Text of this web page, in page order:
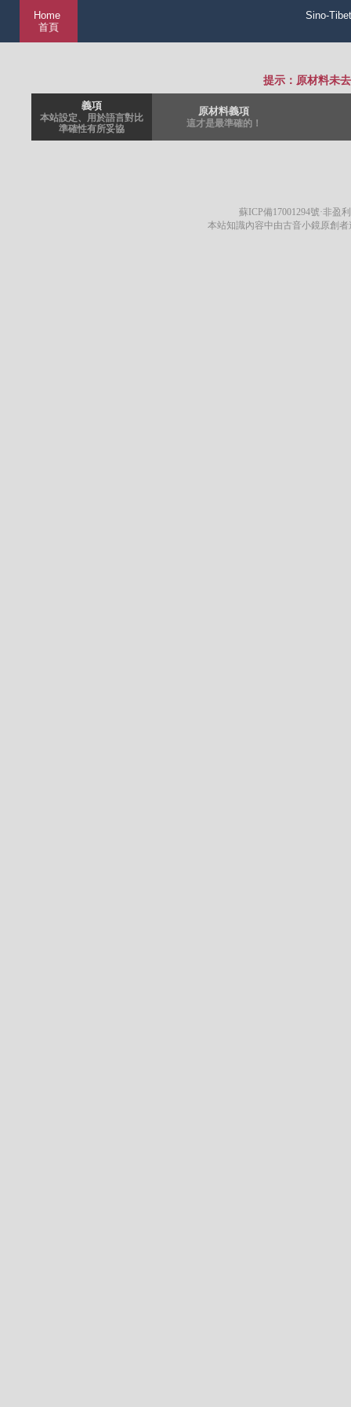
Home
首頁
Sino-
提示：原材料未
義項
本站設定、用於語言對比
準確性有所妥協
原材料義項
這才是最準確的！
蘇ICP備17001294號·非盈
本站知識內容中由古音小鏡原創